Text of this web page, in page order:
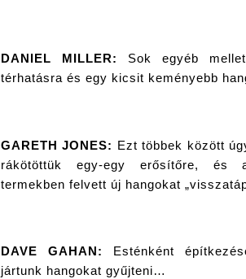
DANIEL MILLER:
Sok egyéb
térhatásra és egy kicsit keményebb
GARETH JONES: Ezt többek között
rákötöttük egy-egy erősítőre, és
termekben felvett új hangokat
DAVE GAHAN:
Esténként
jártunk hangokat gyűjteni…